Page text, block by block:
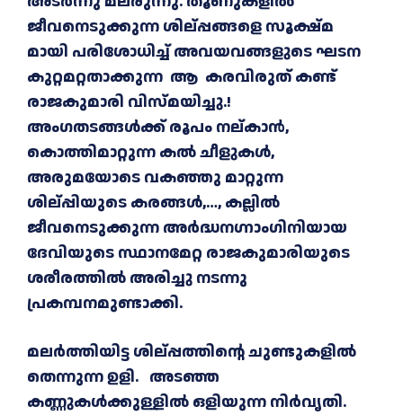
ജീവനെടുക്കുന്ന ശില്പ്പങ്ങളെ സൂക്ഷ്മ
മായി പരിശോധിച്ച് അവയവങ്ങളുടെ ഘടന
കുറ്റമറ്റതാക്കുന്ന ആ കരവിരുത് കണ്ട്
രാജകുമാരി വിസ്മയിച്ചു.!
അംഗതടങ്ങൾക്ക് രൂപം നല്കാൻ,
കൊത്തിമാറ്റുന്ന കൽ ചീളുകൾ,
അരുമയോടെ വകഞ്ഞു മാറ്റുന്ന
ശില്പ്പിയുടെ കരങ്ങൾ,…, കല്ലിൽ
ജീവനെടുക്കുന്ന അർദ്ധനഗ്നാംഗിനിയായ
ദേവിയുടെ സ്ഥാനമേറ്റ രാജകുമാരിയുടെ
ശരീരത്തിൽ അരിച്ചു നടന്നു
പ്രകമ്പനമുണ്ടാക്കി.
മലർത്തിയിട്ട ശില്പ്പത്തിന്റെ ചുണ്ടുകളിൽ
തെന്നുന്ന ഉളി. അടഞ്ഞ
കണ്ണുകൾക്കുള്ളിൽ ഒളിയുന്ന നിർവൃതി.